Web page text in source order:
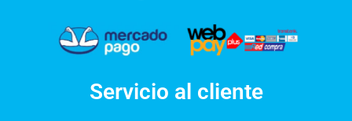
Servicio al cliente